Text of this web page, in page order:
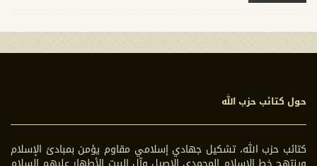
حول كتائب حزب الله
كتائب حزب الله، تشكيل جهادي إسلامي مقاوم يؤمن بمبادئ الإسلام